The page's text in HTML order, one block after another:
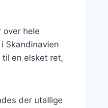
over hele
Skandinavien
en elsket ret,
der utallige